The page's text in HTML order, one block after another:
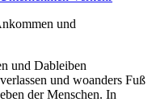
und Dableiben
und woanders Fuß
der Menschen. In